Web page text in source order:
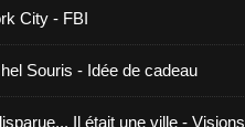
City - FBI
Souris - Idée de cadeau
Il était une ville - Visions